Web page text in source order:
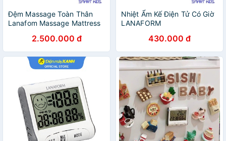
Đệm Massage Toàn Thân
Lanafom Massage Mattress
2.500.000 đ
Nhiệt Ẩm Kế Điện Tử Có Giờ
LANAFORM
430.000 đ